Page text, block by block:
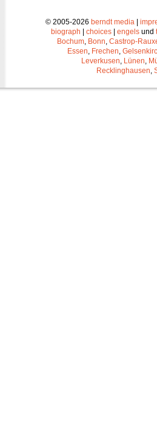
© 2005-2026 berndt media |
biograph | choices | engels und
Bochum Bonn Castrop-
Essen Frechen
Leverkusen Lünen
Recklinghausen